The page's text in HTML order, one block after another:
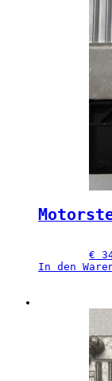
€
In den